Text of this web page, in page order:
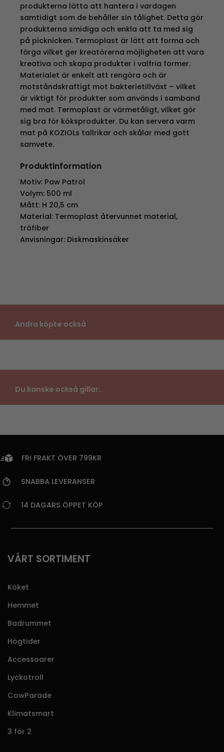
produkterna lätta att hantera i vardagen
samtidigt som de behåller sin tålighet. Detta gör
produkterna smidiga och enkla att ta med sig
på picknicken. Termoplast är lätt att forma och
färga vilket ger kreatörerna möjligheten att vara
kreativa och skapa produkter i valfria former.
Materialet är enkelt att rengöra och är
motståndskraftigt mot bakterietillväxt – vilket
är viktigt för produkter som används i samband
med mat. Termoplast är värmetåligt, vilket gör
sig bra för köksprodukter. Du kan servera varm
mat på KOZIOLs tallrikar och skålar med gott
samvete.
Produktinformation
Motiv: Paw Patrol
Volym: 500 ml
Mått: H 20,5 cm
Material: Termoplast återvunnet material,
träfiber
Anvisningar: Diskmaskinsäker
Andra köpte också
Du kanske också gillar..
FRI FRAKT ÖVER 799KR
SNABBA LEVERANSER
14 DAGARS ÖPPET KÖP
VÅRT SORTIMENT
Köket
Hemmet
Badrummet
Högtider
Accessoarer
Lyckotroll
CowParade
Klimatsmart
3 för 2